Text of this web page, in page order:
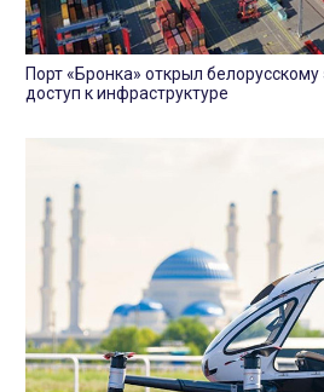
Порт «Бронка» открыл
доступ к инфраструктуре